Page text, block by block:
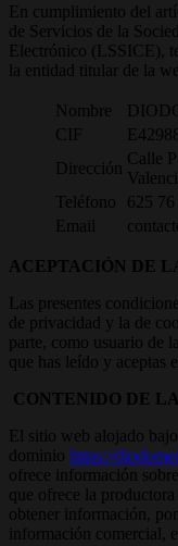
En cumplimiento del
de Servicios de la
Electrónico (LSSICE),
la entidad titular de la
Nombre
CIF
Dirección
Calle
Teléfono
625
Email
ACEPTACIÓN DE
Las presentes
de privacidad y la de
parte, como usuario de
que has leído y aceptas
CONTENIDO DE
El sitio web alojado
dominio https://
ofrece información
que ofrece la
obtener información,
información comercial,